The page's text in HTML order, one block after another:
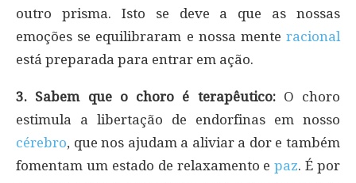
outro prisma. Isto se deve a que as nossas
emoções se equilibraram e nossa mente racional
está preparada para entrar em ação.
3. Sabem que o choro é terapêutico:O choro
estimula a libertação de endorfinas em nosso
cérebro, que nos ajudam a aliviar a dor e também
fomentam um estado de relaxamento e paz. É por